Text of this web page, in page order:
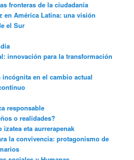
fronteras de la ciudadanía
en América Latina: una visión
el Sur
innovación para la transformación
incógnita en el cambio actual
responsable
o realidades?
izatea eta aurrerapenak
la convivencia: protagonismo de